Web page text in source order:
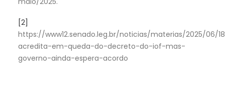
[2]
https://www12.senado.leg.br/noticias/materias/2025/06/
acredita-em-queda-do-decreto-do-iof-mas-
governo-ainda-espera-acordo